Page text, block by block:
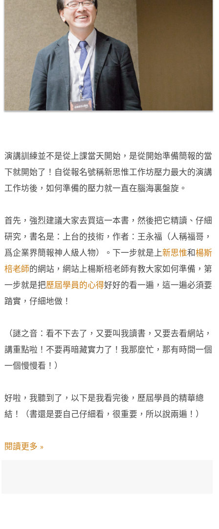
演講訓練並不是從上課當天開始，是從開始準備簡報的當
下就開始了！自從報名號稱新思惟工作坊壓力最大的演講
工作坊後，如何準備的壓力就一直在腦海裏盤旋。
首先，強烈建議大家去買這一本書，然後把它精讀、仔細
研究，書名是：上台的技術，作者：王永福（人稱福哥，
爲企業界簡報神人級人物）。下一步就是上新思惟和楊斯
棓老師的網站，網站上楊斯棓老師有教大家如何準備，第
一步就是把歷屆學員的心得好好的看一遍，這一遍必須要
踏實，仔細地做！
（謎之音：看不下去了，又要叫我讀書，又要去看網站，
講重點啦！不要再暗藏實力了！我那麼忙，那有時間一個
一個慢慢看！）
好啦，我聽到了，以下是我看完後，歷屆學員的精華總
結！（書還是要自己仔細看，很重要，所以說兩遍！）
閱讀更多 »